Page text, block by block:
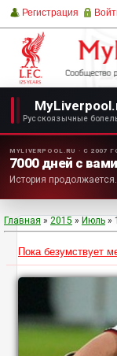
Регистрация
Русскоязычные
MYLIVERPOOL.RU · С 2007
7000 дней с вами
История
Главная » 2015 » Июль »
Пока безумствует